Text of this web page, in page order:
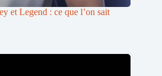
et Legend : ce que l’on sait